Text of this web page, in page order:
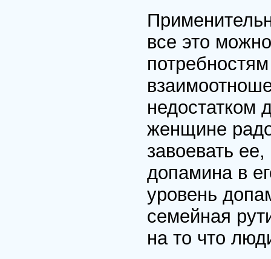
все это
потребностям
недостатком
женщине
завоевать
допамина в
уровень
семейная
на то что